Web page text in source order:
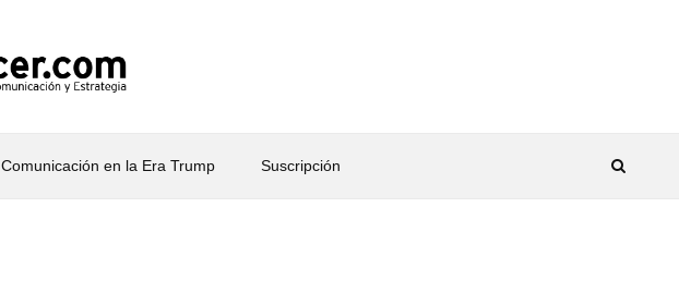
Comunicación en la Era Trump Suscripción